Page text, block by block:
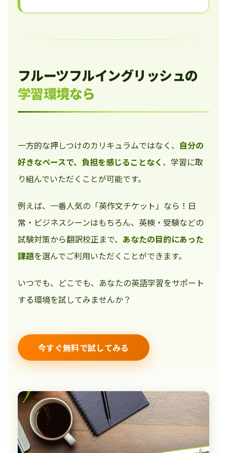
フルーツフルイングリッシュの
学習環境なら
一方的な押しつけのカリキュラムではなく、 自分の
好きなペースで、負担を感じることなく 、学習に取
り組んでいただくことが可能です。
例えば、一番人気の「英作文チケット」なら！日
常・ビジネスシーンはもちろん、英検・受験などの
試験対策から翻訳校正まで、 あなたの目的にあった
課題を選んでご利用いただくことができます。
いつでも、どこでも、あなたの英語学習をサポート
する環境を試してみませんか？
今すぐ無料で試してみる